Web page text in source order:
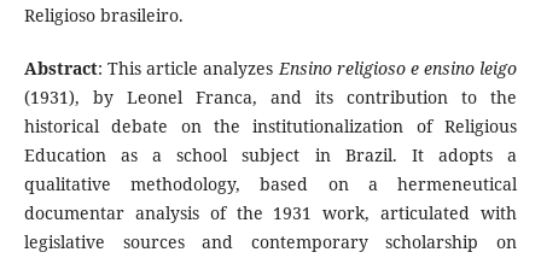
Religioso brasileiro.
Abstract: This article analyzesEnsino religioso e ensino leigo
(1931), by Leonel Franca, and its contribution to the
historical debate on the institutionalization of Religious
Education as a school subject in Brazil. It adopts a
qualitative methodology, based on a hermeneutical
documentar analysis of the 1931 work, articulated with
legislative sources and contemporary scholarship on